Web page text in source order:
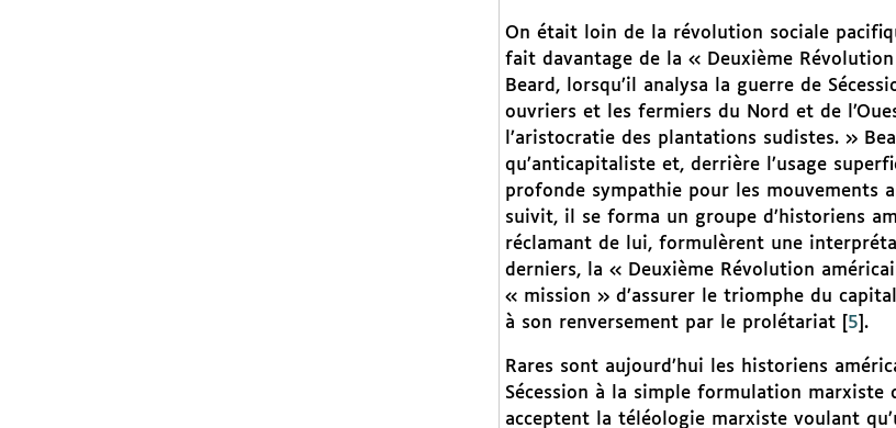
On était loin de la révolution sociale
fait davantage de la « Deuxième
Beard, lorsqu’il analysa la guerre de
ouvriers et les fermiers du Nord et de
l’aristocratie des plantations sudistes. »
qu’anticapitaliste et, derrière l’usage
profonde sympathie pour les mouvements
suivit, il se forma un groupe d’historiens
réclamant de lui, formulèrent une
derniers, la « Deuxième Révolution
« mission » d’assurer le triomphe du
à son renversement par le prolétariat[ 5 .
Rares sont aujourd’hui les historiens
Sécession à la simple formulation
acceptent la téléologie marxiste voulant